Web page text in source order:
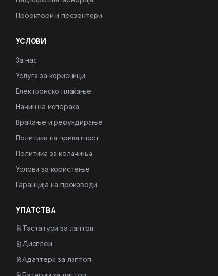
Проектори и презентери
УСЛОВИ
За нас
Услуга за корисници
Електронско плаќање
Начин на испорака
Враќање и рефундирање
Политика на приватност
Политика за колачиња
Услови за користење
Гаранција на производи
УПАТСТВА
Тастатури за лаптоп
Дисплеи
Адаптери за лаптоп